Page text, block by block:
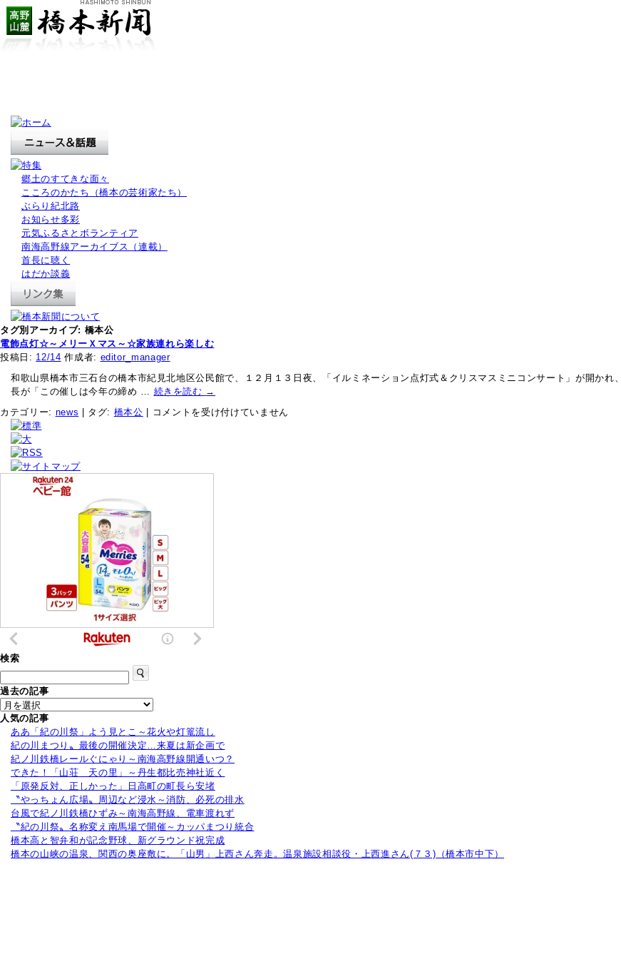
郷土のすてきな面々
こころのかたち（橋本の芸術家たち）
ぶらり紀北路
お知らせ多彩
元気ふるさとボランティア
南海高野線アーカイブス（連載）
首長に聴く
はだか談義
タグ別アーカイブ: 橋本公
電飾点灯☆～メリーＸマス～☆家族連れら楽しむ
投稿日: 12/14 作成者: editor_manager
和歌山県橋本市三石台の橋本市紀見北地区公民館で、１２月１３日夜、「イルミネーション点灯式＆クリスマスミニコンサート」が開か
長が「この催しは今年の締め … 続きを読む →
カテゴリー: news タグ: 橋本公
電
Ｘ
マ
ス
～
☆
家
族
連
む
は
コメントを受け付けていません
検索
過去の記事
人気の記事
ああ「紀の川祭」よう見とこ～花火や灯篭流し
紀の川まつり〟最後の開催決定…来夏は新企画で
紀ノ川鉄橋レールぐにゃり～南海高野線開通いつ？
できた！「山荘 天の里」～丹生都比売神社近く
「原発反対、正しかった」日高町の町長ら安堵
〝やっちょん広場〟周辺など浸水～消防、必死の排水
台風で紀ノ川鉄橋ひずみ～南海高野線、電車渡れず
〝紀の川祭〟名称変え南馬場で開催～カッパまつり統合
橋本高と智弁和が記念野球、新グラウンド祝完成
橋本の山峡の温泉、関西の奥座敷に。「山男」上西さん奔走。温泉施設相談役・上西進さん(７３)（橋本市中下）